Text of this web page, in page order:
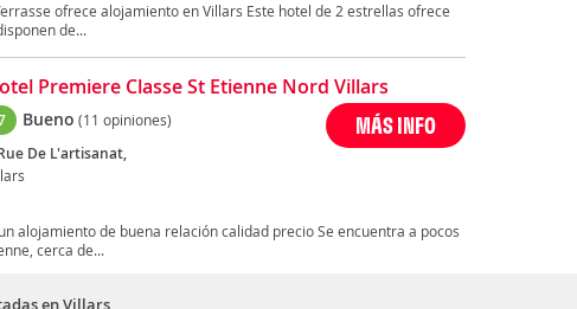
ofrece alojamiento en Villars Este hotel de 2 estrellas ofrece
de...
Premiere Classe St Etienne Nord Villars
Bueno (11 opiniones)
De L'artisanat,
MÁS INFO
alojamiento de buena relación calidad precio Se encuentra a pocos
cerca de...
en Villars